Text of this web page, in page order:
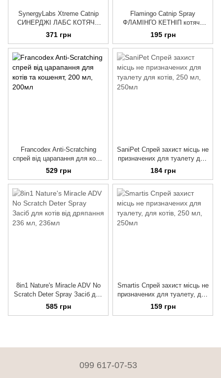
SynergyLabs Xtreme Catnip
СИНЕРДЖІ ЛАБС КОТЯЧА
М’ЯТА спрей для котів, 118
371 грн
Flamingo Catnip Spray
ФЛАМІНГО КЕТНІП котяча
м’ята для котів, спрей, 25 мл
195 грн
Francodex Anti-Scratching
спрей від царапання для котів
та кошенят, 200 мл
529 грн
SaniPet Спрей захист місць не
призначених для туалету для
котів, 250 мл
184 грн
8in1 Nature's Miracle ADV No
Scratch Deter Spray Засіб для
котів від дряпання 236 мл
585 грн
Smartis Спрей захист місць не
призначених для туалету, для
котів, 250 мл
159 грн
099 617-07-53